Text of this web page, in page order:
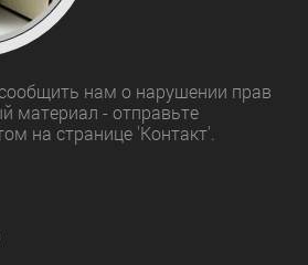
нам о нарушении прав
материал - отправьте
на странице 'Контакт'.